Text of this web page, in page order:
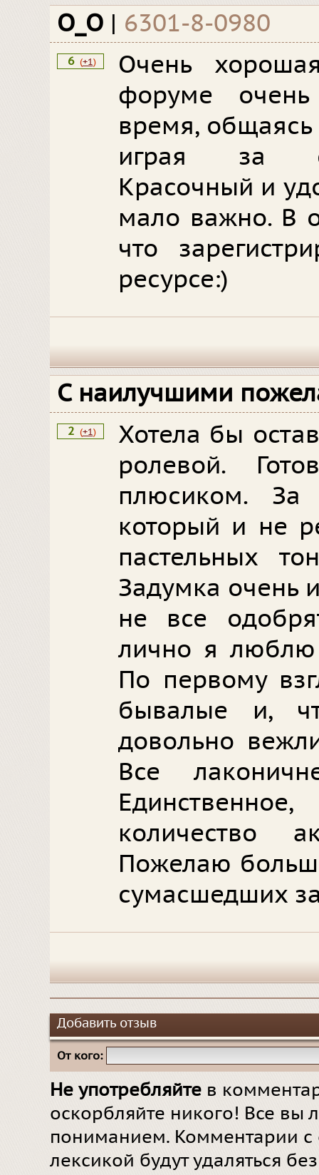
О_О | 6301-8-0980
6 (+1)
Очень
форуме очень
время,
играя за
Красочный и
мало важно. В
что
ресурсе:)
С наилучшими
2 (+1)
Хотела бы
ролевой.
плюсиком. За
который и не
пастельных
Задумка очень
не все
лично я люблю
По первому
бывалые и,
довольно
Все
количество
Пожелаю
сумасшедших
Добавить отзыв
От кого:
Не употребляйте в
оскорбляйте никого! Все вы
пониманием. Комментарии
лексикой будут удаляться